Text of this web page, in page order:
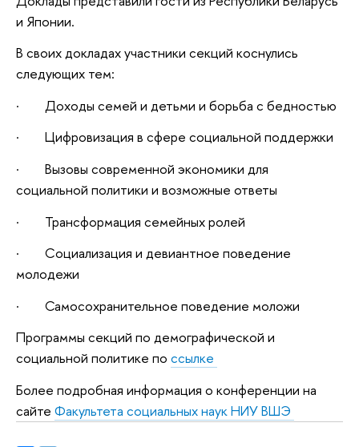
и Японии.
В своих докладах участники секций коснулись
следующих тем:
· Доходы семей и детьми и борьба с бедностью
· Цифровизация в сфере социальной поддержки
· Вызовы современной экономики для
социальной политики и возможные ответы
· Трансформация семейных ролей
· Социализация и девиантное поведение
молодежи
· Самосохранительное поведение моложи
Программы секций по демографической и
социальной политике по ссылке
Более подробная информация о конференции на
сайте Факультета социальных наук НИУ ВШЭ